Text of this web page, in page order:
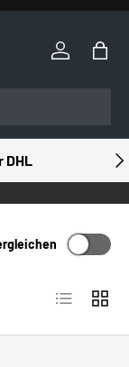
Einloggen
DHL